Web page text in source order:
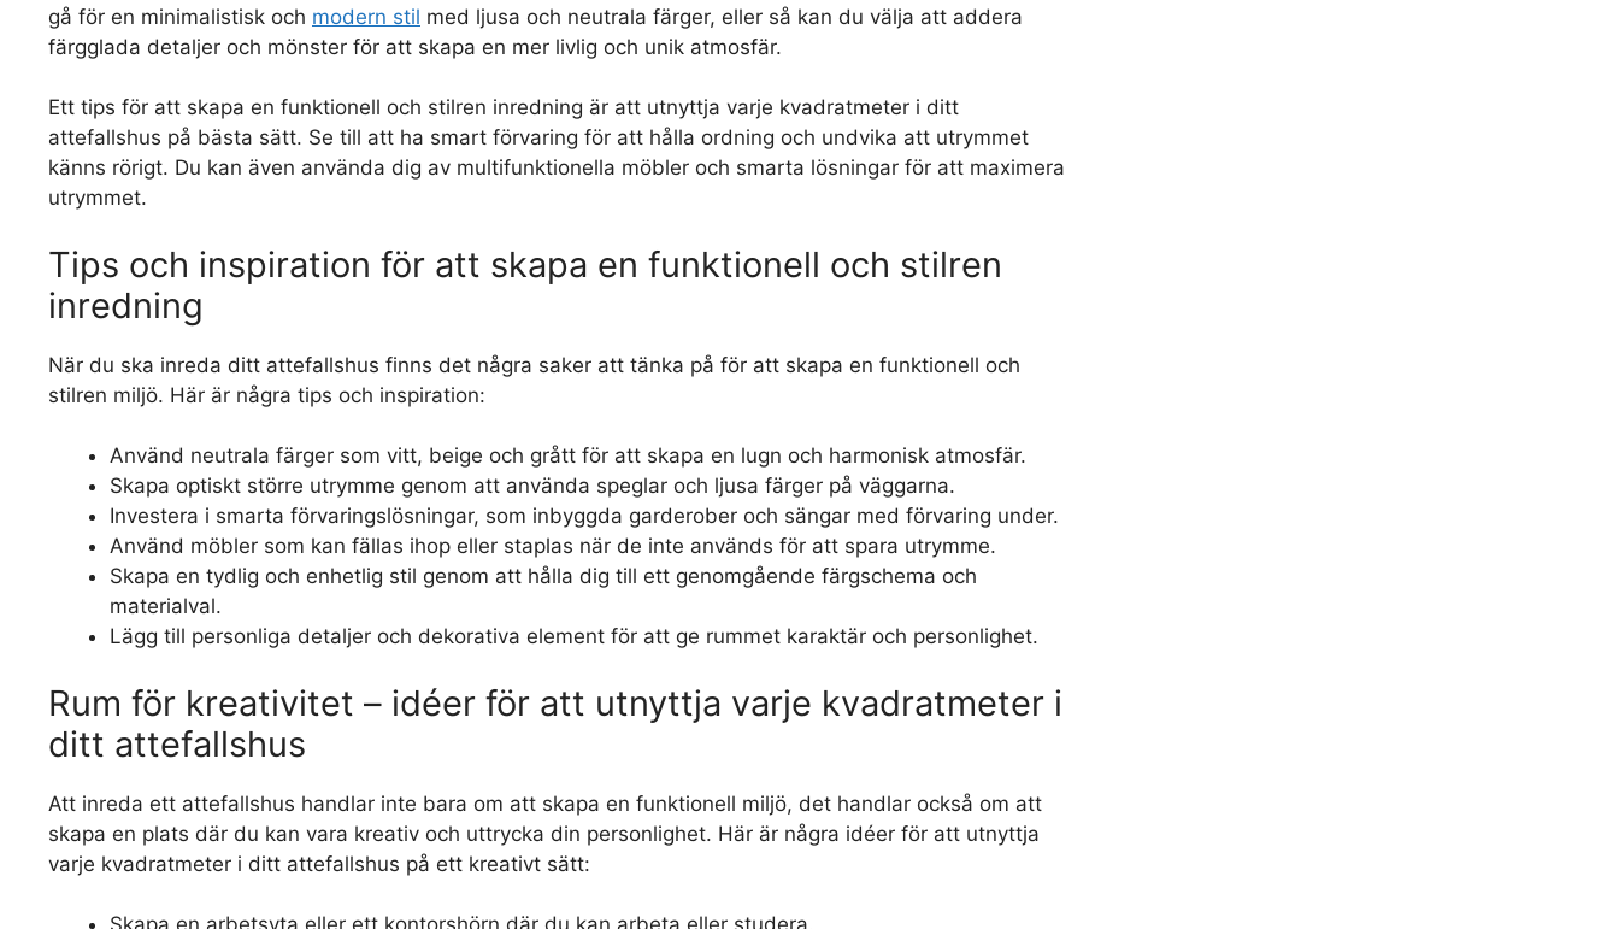
gå för en minimalistisk och modern stil med ljusa och neutrala färger, eller så kan du välja att addera
färgglada detaljer och mönster för att skapa en mer livlig och unik atmosfär.
Ett tips för att skapa en funktionell och stilren inredning är att utnyttja varje kvadratmeter i ditt
attefallshus på bästa sätt. Se till att ha smart förvaring för att hålla ordning och undvika att utrymmet
känns rörigt. Du kan även använda dig av multifunktionella möbler och smarta lösningar för att maximera
utrymmet.
Tips och inspiration för att skapa en funktionell och stilren
inredning
När du ska inreda ditt attefallshus finns det några saker att tänka på för att skapa en funktionell och
stilren miljö. Här är några tips och inspiration:
Använd neutrala färger som vitt, beige och grått för att skapa en lugn och harmonisk atmosfär.
Skapa optiskt större utrymme genom att använda speglar och ljusa färger på väggarna.
Investera i smarta förvaringslösningar, som inbyggda garderober och sängar med förvaring under.
Använd möbler som kan fällas ihop eller staplas när de inte används för att spara utrymme.
Skapa en tydlig och enhetlig stil genom att hålla dig till ett genomgående färgschema och
materialval.
Lägg till personliga detaljer och dekorativa element för att ge rummet karaktär och personlighet.
Rum för kreativitet – idéer för att utnyttja varje kvadratmeter i
ditt attefallshus
Att inreda ett attefallshus handlar inte bara om att skapa en funktionell miljö, det handlar också om att
skapa en plats där du kan vara kreativ och uttrycka din personlighet. Här är några idéer för att utnyttja
varje kvadratmeter i ditt attefallshus på ett kreativt sätt:
Skapa en arbetsyta eller ett kontorshörn där du kan arbeta eller studera.